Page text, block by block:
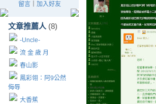
留言｜ 加入好友
文章推薦人 (8)
-Uncle-
流 金 歲 月
春山影
鳳彩翎：阿9公然
侮辱
大香蕉